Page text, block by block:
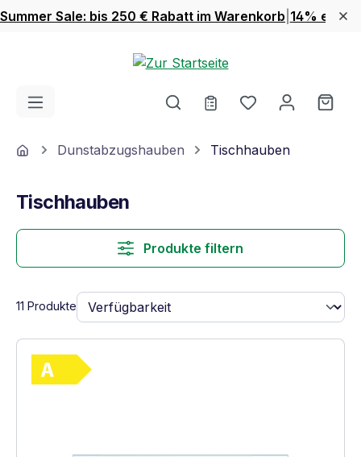
Zum Hauptinhalt springen
Summer Sale: bis 250 € Rabatt im Warenkorb 14% extra
Du hast 0
HomeDunstabzugshauben Tischhauben
Tischhauben
Produkte filtern
11 Produkte